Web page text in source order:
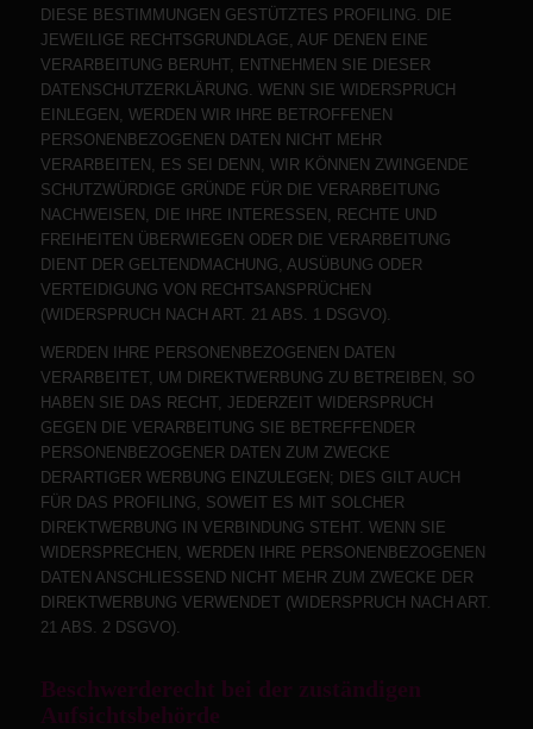
DIESE BESTIMMUNGEN GESTÜTZTES PROFILING. DIE
JEWEILIGE RECHTSGRUNDLAGE, AUF DENEN EINE
VERARBEITUNG BERUHT, ENTNEHMEN SIE DIESER
DATENSCHUTZERKLÄRUNG. WENN SIE WIDERSPRUCH
EINLEGEN, WERDEN WIR IHRE BETROFFENEN
PERSONENBEZOGENEN DATEN NICHT MEHR
VERARBEITEN, ES SEI DENN, WIR KÖNNEN ZWINGENDE
SCHUTZWÜRDIGE GRÜNDE FÜR DIE VERARBEITUNG
NACHWEISEN, DIE IHRE INTERESSEN, RECHTE UND
FREIHEITEN ÜBERWIEGEN ODER DIE VERARBEITUNG
DIENT DER GELTENDMACHUNG, AUSÜBUNG ODER
VERTEIDIGUNG VON RECHTSANSPRÜCHEN
(WIDERSPRUCH NACH ART. 21 ABS. 1 DSGVO).
WERDEN IHRE PERSONENBEZOGENEN DATEN
VERARBEITET, UM DIREKTWERBUNG ZU BETREIBEN, SO
HABEN SIE DAS RECHT, JEDERZEIT WIDERSPRUCH
GEGEN DIE VERARBEITUNG SIE BETREFFENDER
PERSONENBEZOGENER DATEN ZUM ZWECKE
DERARTIGER WERBUNG EINZULEGEN; DIES GILT AUCH
FÜR DAS PROFILING, SOWEIT ES MIT SOLCHER
DIREKTWERBUNG IN VERBINDUNG STEHT. WENN SIE
WIDERSPRECHEN, WERDEN IHRE PERSONENBEZOGENEN
DATEN ANSCHLIESSEND NICHT MEHR ZUM ZWECKE DER
DIREKTWERBUNG VERWENDET (WIDERSPRUCH NACH ART.
21 ABS. 2 DSGVO).
Beschwerde­recht bei der zuständigen
Aufsichts­behörde